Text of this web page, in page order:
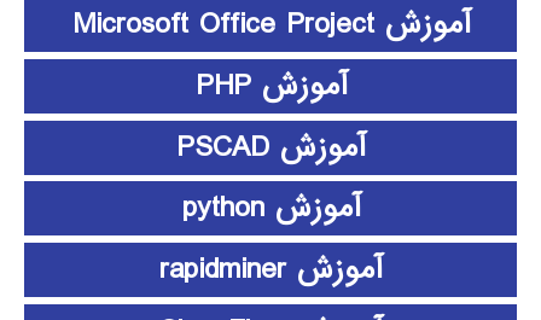
آموزش Microsoft Office Project
آموزش PHP
آموزش PSCAD
آموزش python
آموزش rapidminer